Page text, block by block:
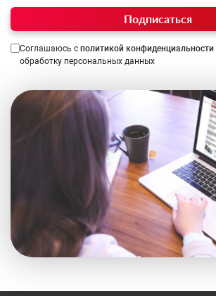
Подписаться
Соглашаюсь с политикой конфиденциальности
обработку персональных данных